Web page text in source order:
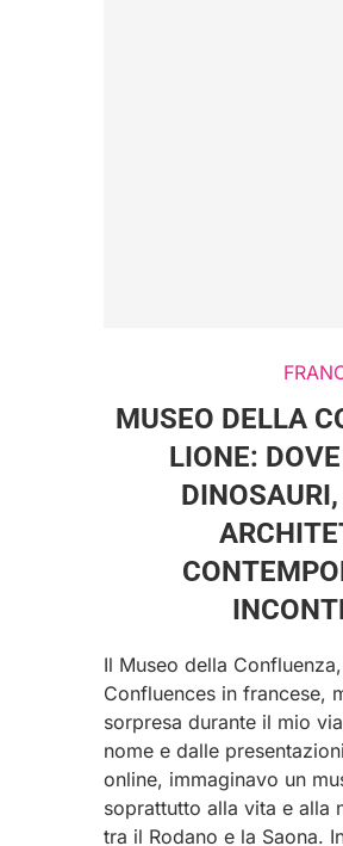
MUSEO DELLA
LIONE:
Il Museo della
Confluences in francese,
sorpresa durante il mio
nome e dalle
online, immaginavo un
soprattutto alla vita e alla
tra il Rodano e la Saona.